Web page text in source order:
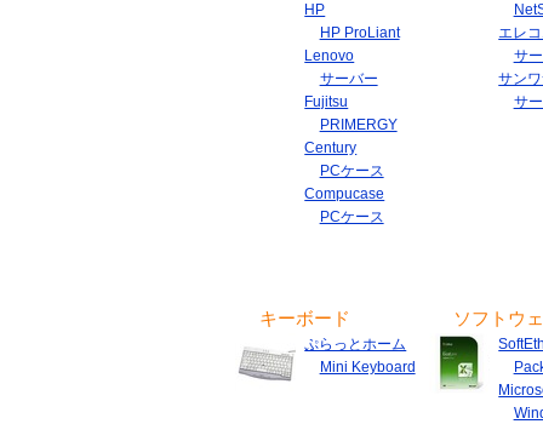
HP
HP ProLiant
Lenovo
サーバー
Fujitsu
PRIMERGY
Century
PCケース
Compucase
PCケース
エレ
サ
サン
サ
キーボード
ぷらっとホーム
Mini Keyboard
ソフトウ